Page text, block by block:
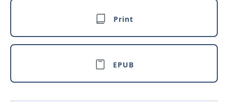
Print
EPUB